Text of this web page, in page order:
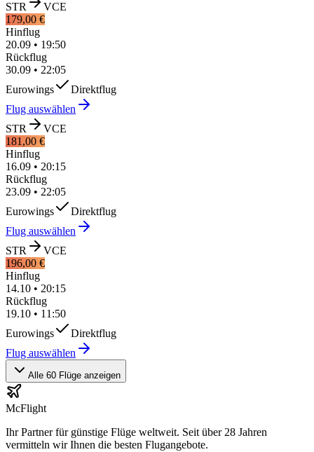
STR
VCE
179,00 €
Hinflug
20.09 • 19:50
Rückflug
30.09 • 22:05
Eurowings
Direktflug
Flug auswählen
STR
VCE
181,00 €
Hinflug
16.09 • 20:15
Rückflug
23.09 • 22:05
Eurowings
Direktflug
Flug auswählen
STR
VCE
196,00 €
Hinflug
14.10 • 20:15
Rückflug
19.10 • 11:50
Eurowings
Direktflug
Flug auswählen
Alle 60 Flüge anzeigen
McFlight
Ihr Partner für günstige Flüge weltweit. Seit über 28 Jahren
vermitteln wir Ihnen die besten Flugangebote.